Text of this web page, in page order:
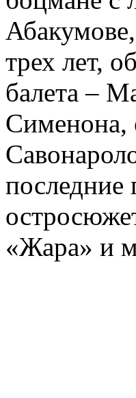
трех лет,
балета –
Сименона,
последние
«Жара» и